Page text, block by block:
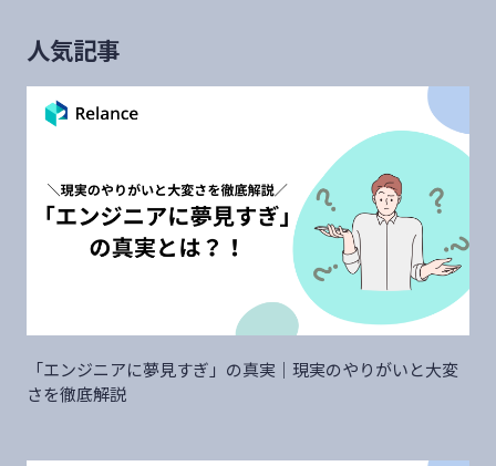
人気記事
「エンジニアに夢見すぎ」の真実｜現実のやりがいと大変
さを徹底解説